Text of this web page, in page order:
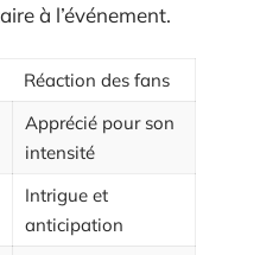
à l’événement.
Réaction des fans
Apprécié pour son
intensité
Intrigue et
anticipation